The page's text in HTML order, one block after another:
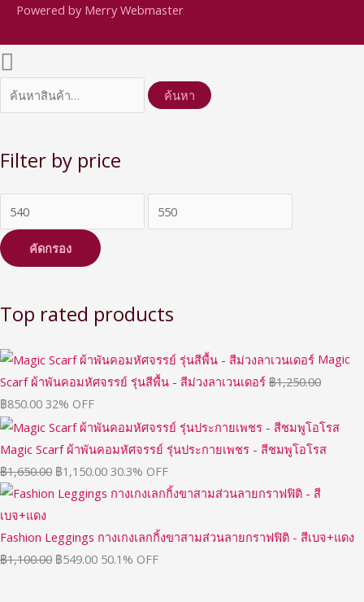
Powered by Merry Webmaster
ค้นหา
Filter by price
คัดกรอง
Top rated products
Magic
Scarf ผ้าพันคอมหัศจรรย์ รุ่นสีพื้น - สีม่วงลาเวนเดอร์ ฿1,250.00
฿850.00 32% OFF
Magic Scarf ผ้าพันคอมหัศจรรย์ รุ่นประกายเพชร - สีชมพูโอโรส
฿1,650.00 ฿1,150.00 30.3% OFF
Fashion Leggings กางเกงเลกกิ้งขาสามส่วนลายกราฟฟิติ - สีเบจ+แดง
฿1,100.00 ฿549.00 50.1% OFF